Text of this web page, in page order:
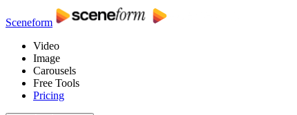
Sceneform
Video
Image
Carousels
Free Tools
Pricing